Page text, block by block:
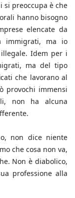
si preoccupa è che
hanno bisogno
elencate da
immigrati, ma io
Idem per i
ma del tipo
che lavorano al
provochi immensi
non ha alcuna
non dice niente
che cosa non va,
Non è diabolico,
professione alla